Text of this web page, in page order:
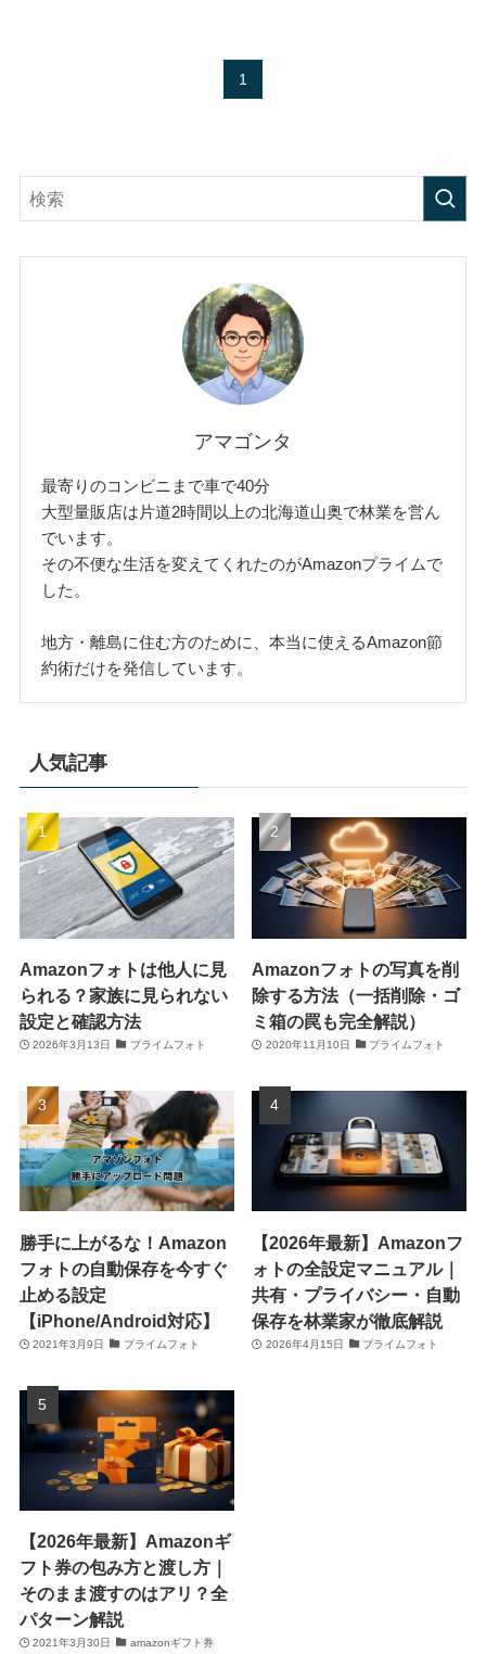
1
アマゴンタ
最寄りのコンビニまで車で40分
大型量販店は片道2時間以上の北海道山奥で林業を営ん
でいます。
その不便な生活を変えてくれたのがAmazonプライムで
した。
地方・離島に住む方のために、本当に使えるAmazon節
約術だけを発信しています。
人気記事
Amazonフォトは他人に見
られる？家族に見られない
設定と確認方法
2026年3月13日 プライムフォト
Amazonフォトの写真を削
除する方法（一括削除・ゴ
ミ箱の罠も完全解説）
2020年11月10日 プライムフォト
勝手に上がるな！Amazon
フォトの自動保存を今すぐ
止める設定
【iPhone/Android対応】
2021年3月9日 プライムフォト
【2026年最新】Amazonフ
ォトの全設定マニュアル｜
共有・プライバシー・自動
保存を林業家が徹底解説
2026年4月15日 プライムフォト
【2026年最新】Amazonギ
フト券の包み方と渡し方｜
そのまま渡すのはアリ？全
パターン解説
2021年3月30日 amazonギフト券